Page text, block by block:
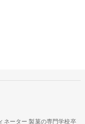
ネーター 製菓の専門学校卒